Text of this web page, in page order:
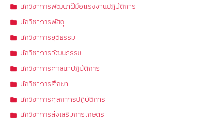
นักวิชาการพัฒนาฝีมือแรงงานปฏิบัติการ
นักวิชาการพัสดุ
นักวิชาการยุติธรรม
นักวิชาการวัฒนธรรม
นักวิชาการศาสนาปฏิบัติการ
นักวิชาการศึกษา
นักวิชาการศุลกากรปฏิบัติการ
นักวิชาการส่งเสริมการเกษตร